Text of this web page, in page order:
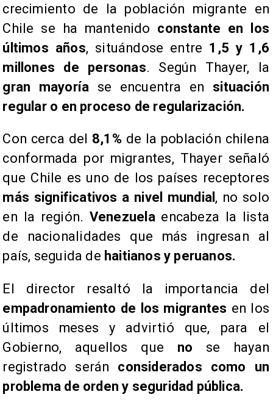
crecimiento de la población migrante en
Chile se ha mantenido constante en los
últimos años, situándose entre 1,5 y 1,6
millones de personas. Según Thayer, la
gran mayoría se encuentra en situación
regular o en proceso de regularización.
​Con cerca del 8,1% de la población chilena
conformada por migrantes, Thayer señaló
que Chile es uno de los países receptores
más significativos a nivel mundial , no solo
en la región. Venezuelaencabeza la lista
de nacionalidades que más ingresan al
país, seguida de haitianos y peruanos.
​El director resaltó la importancia del
empadronamiento de los migrantes en los
últimos meses y advirtió que, para el
Gobierno, aquellos que no se hayan
registrado serán considerados como un
problema de orden y seguridad pública.